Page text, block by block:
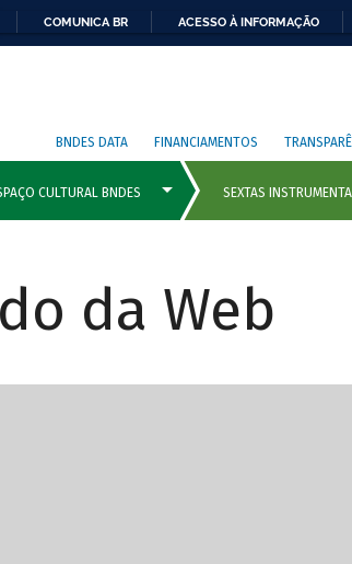
COMUNICA BR ACESSO À INFORMAÇÃO
BNDES DATA FINANCIAMENTOS
da Web
com